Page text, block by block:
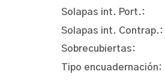
Solapas int.
Solapas int.
Sobrecubiertas:
Tipo encuadernación: